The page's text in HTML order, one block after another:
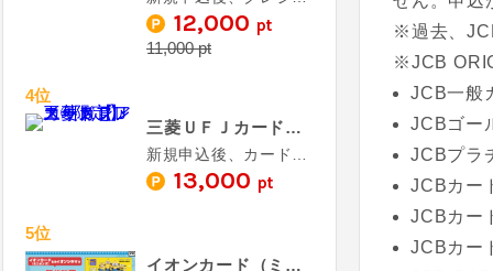
※過去、
※JCB
JCB一般
JCBゴー
JCBプラ
JCBカー
JCBカー
JCBカー
12,000 pt
11,000 pt
4位
三菱ＵＦＪカード【アメリカン・エキスプレス®限定】
13,000 pt
5位
イオンカード（ミニオンズ）《発行》